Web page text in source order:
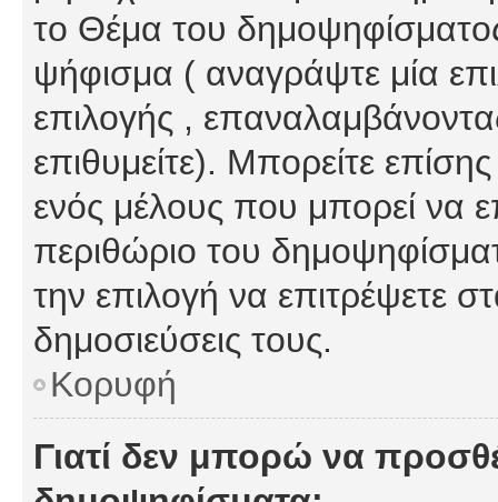
το Θέμα του
ψήφισμα ( αναγράψτε μία
επιλογής ,
επιθυμείτε). Μπορείτε
ενός μέλους που μπορεί να
περιθώριο του
την επιλογή να επιτρέψετε
δημοσιεύσεις τους.
Κορυφή
Γιατί δεν μπορώ να